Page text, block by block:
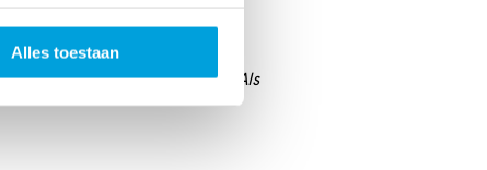
Alles toestaan
de verhalen in de bundel
Als